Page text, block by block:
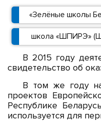
«Зелёные школы
школа «ШПИРЭ»
В 2015 году
свидетельство об
В том же году
проектов
Республике
используется для